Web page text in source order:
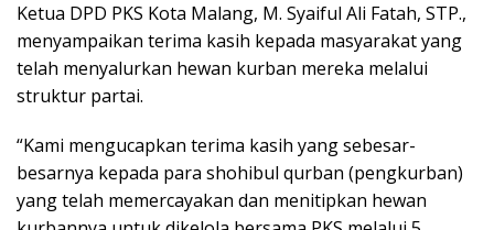
Ketua DPD PKS Kota Malang, M. Syaiful Ali Fatah, STP.,
menyampaikan terima kasih kepada masyarakat yang
telah menyalurkan hewan kurban mereka melalui
struktur partai.
“Kami mengucapkan terima kasih yang sebesar-
besarnya kepada para shohibul qurban (pengkurban)
yang telah memercayakan dan menitipkan hewan